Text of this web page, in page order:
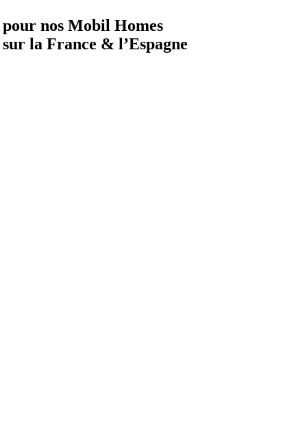
pour nos Mobil Homes
sur la France & l’Espagne